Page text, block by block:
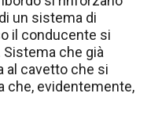
un sistema di
il conducente si
che già
al cavetto che si
che, evidentemente,